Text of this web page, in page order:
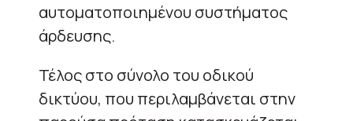
αυτοματοποιημένου συστήματος
άρδευσης.
Τέλος στο σύνολο του οδικού
δικτύου, που περιλαμβάνεται στην